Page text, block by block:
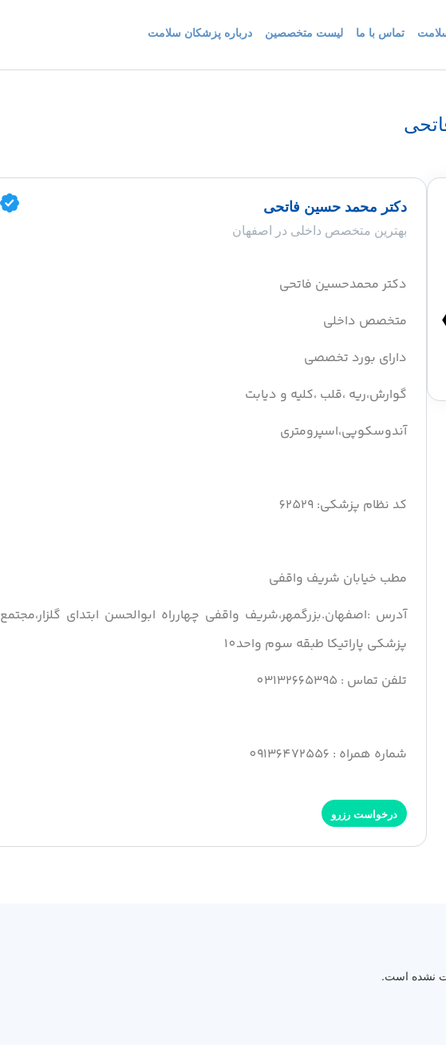
تماس با ما لیست متخصصین درباره پزشکان سلامت
دکتر محمد حسین فاتحی
بهترین متخصص داخلی در اصفهان
دکتر محمدحسین فاتحی
متخصص داخلی
دارای بورد تخصصی
گوارش،ریه ،قلب ،کلیه و دیابت
آندوسکوپی،اسپرومتری
کد نظام پزشکی: 62529
مطب خیابان شریف واقفی
آدرس :اصفهان.بزرگمهر،شریف واقفی چهارراه ابوالحسن ابتدای گلزار،مجتمع
پزشکی پاراتیکا طبقه سوم واحد10
تلفن تماس : 03132665395
شماره همراه : 09136472556
درخواست رزرو
نشده است.